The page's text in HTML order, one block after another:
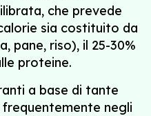
che prevede
sia costituito da
pane, riso), il 25-30%
proteine.
a base di tante
negli